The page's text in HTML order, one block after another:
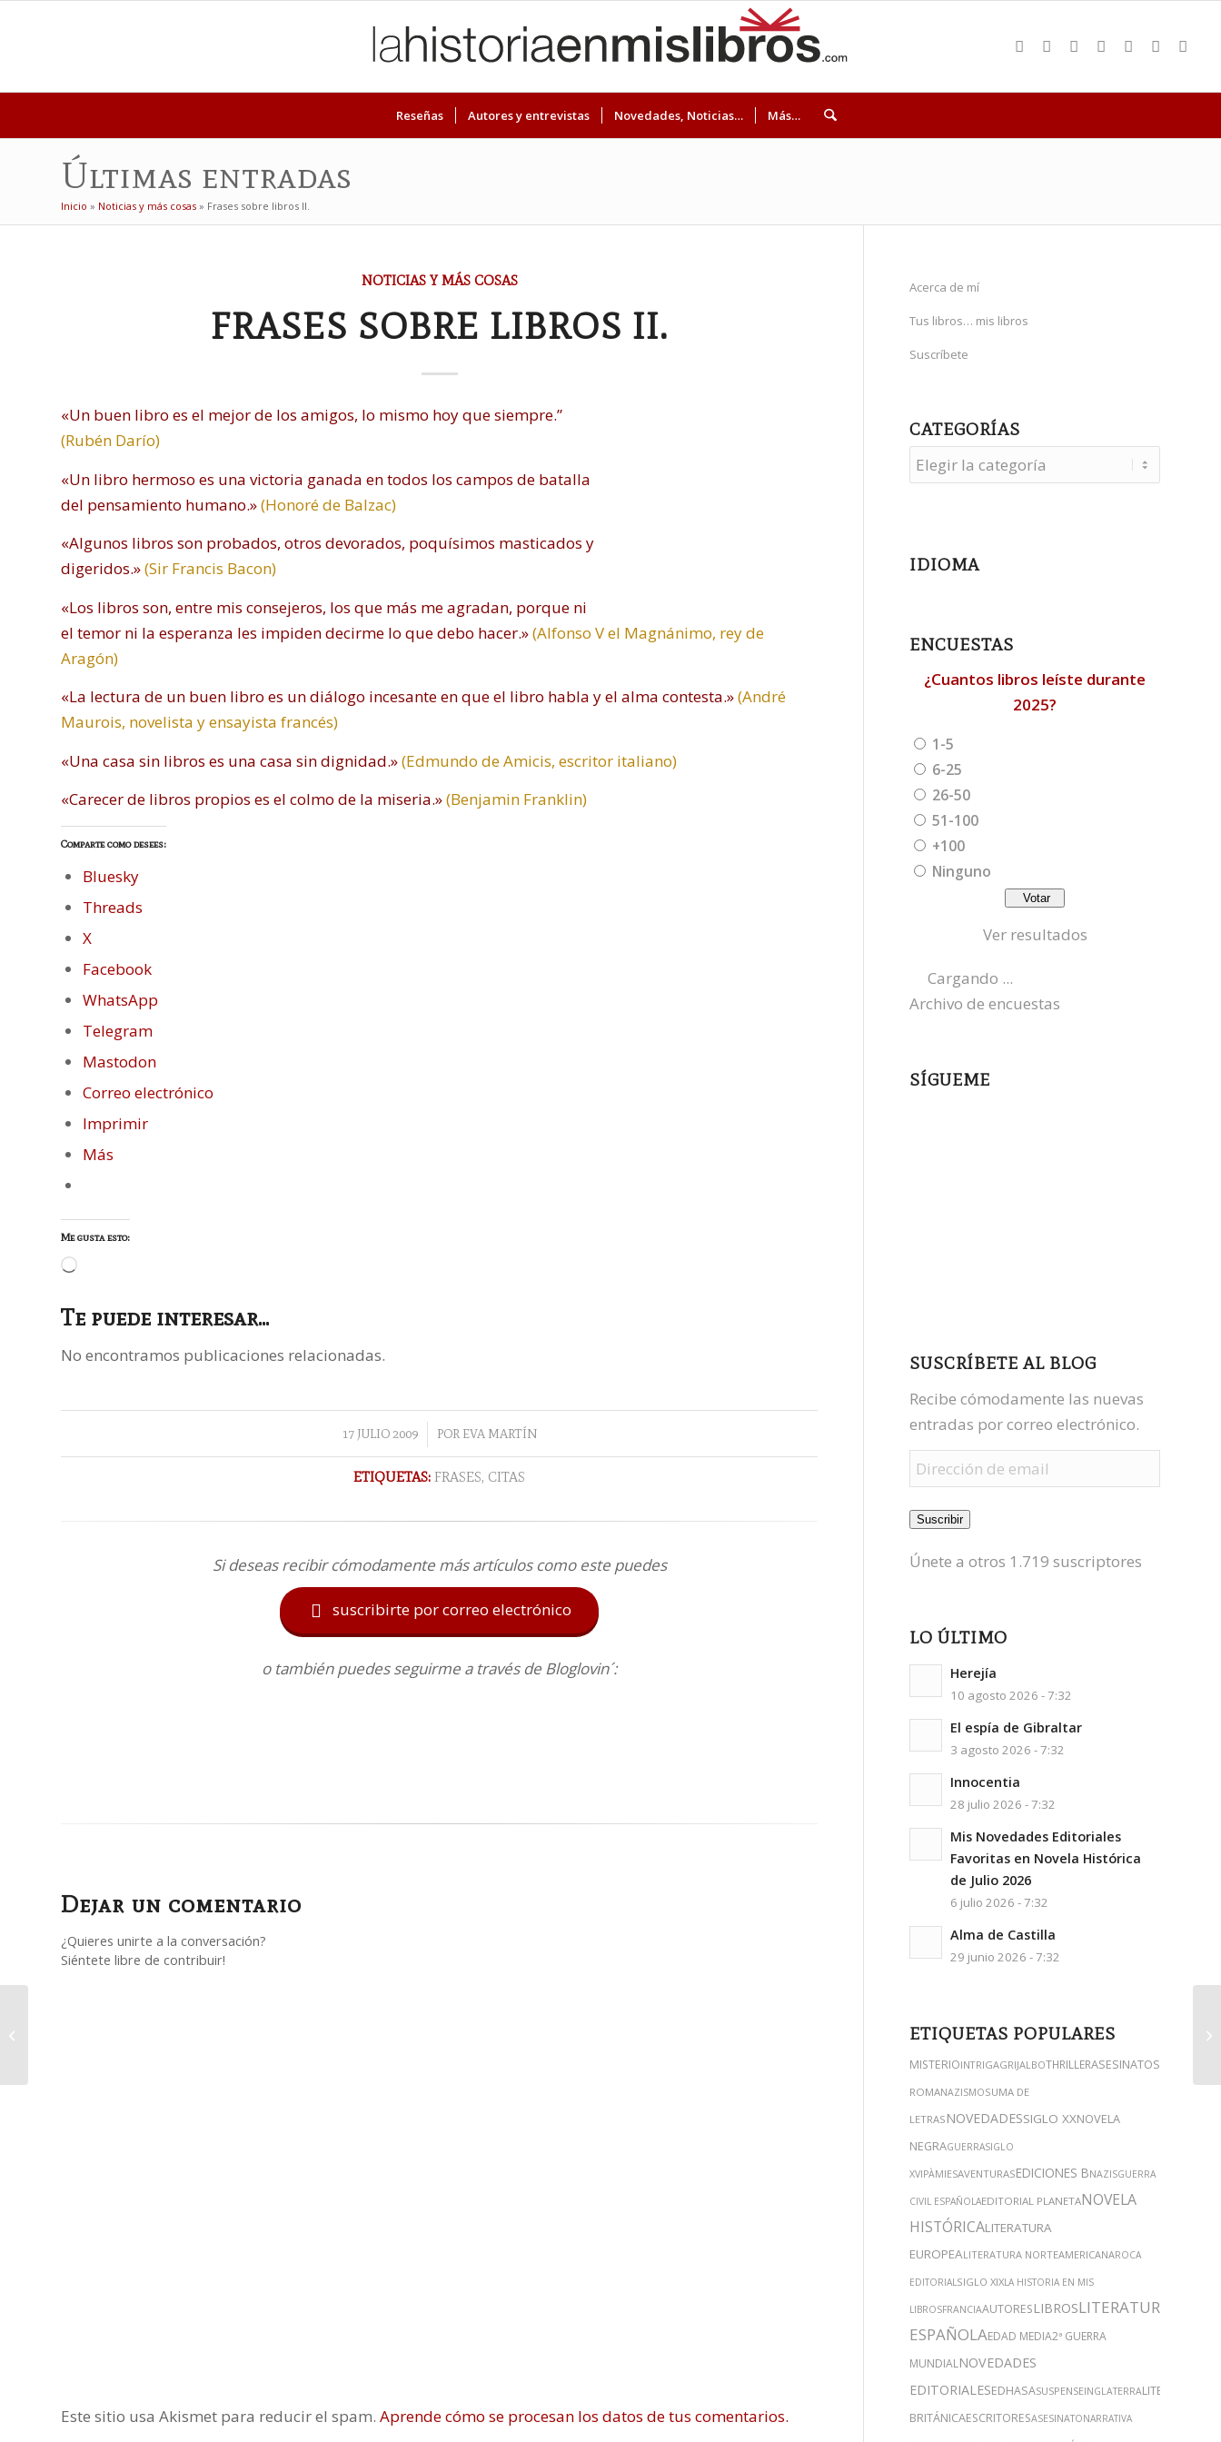
Reseñas Autores y entrevistas Novedades, Noticias… Más…
Últimas entradas
Inicio » Noticias y más cosas » Frases sobre libros II.
NOTICIAS Y MÁS COSAS
FRASES SOBRE LIBROS II.
«Un buen libro es el mejor de los amigos, lo mismo hoy que siempre.”
(Rubén Darío)
«Un libro hermoso es una victoria ganada en todos los campos de batalla
del pensamiento humano.»(Honoré de Balzac)
«Algunos libros son probados, otros devorados, poquísimos masticados y
digeridos.»(Sir Francis Bacon)
«Los libros son, entre mis consejeros, los que más me agradan, porque ni
el temor ni la esperanza les impiden decirme lo que debo hacer.»(Alfonso V el Magnánimo, rey de
Aragón)
«La lectura de un buen libro es un diálogo incesante en que el libro habla y el alma contesta.»(André
Maurois, novelista y ensayista francés)
«Una casa sin libros es una casa sin dignidad.»(Edmundo de Amicis, escritor italiano)
«Carecer de libros propios es el colmo de la miseria.»(Benjamin Franklin)
Comparte como desees:
Bluesky
Threads
X
Facebook
WhatsApp
Telegram
Mastodon
Correo electrónico
Imprimir
Más
Me gusta esto:
Cargando...
Te puede interesar...
No encontramos publicaciones relacionadas.
17 JULIO 2009
/ POR EVA MARTÍN
ETIQUETAS: FRASES, CITAS
Si deseas recibir cómodamente más artículos como este puedes
 suscribirte por correo electrónico
o también puedes seguirme a través de Bloglovin´:
Dejar un comentario
¿Quieres unirte a la conversación?
Siéntete libre de contribuir!
Este sitio usa Akismet para reducir el spam. Aprende cómo se procesan los datos de tus comentarios.
Acerca de mí
Tus libros… mis libros
Suscríbete
CATEGORÍAS
Categorías
IDIOMA
ENCUESTAS
¿Cuantos libros leíste durante
2025?
1-5
6-25
26-50
51-100
+100
Ninguno
Ver resultados
Cargando ...
Archivo de encuestas
SÍGUEME
SUSCRÍBETE AL BLOG
Recibe cómodamente las nuevas
entradas por correo electrónico.
Dirección
de
email
Suscribir
Únete a otros 1.719 suscriptores
LO ÚLTIMO
Herejía
10 agosto 2026 - 7:32
El espía de Gibraltar
3 agosto 2026 - 7:32
Innocentia
28 julio 2026 - 7:32
Mis Novedades Editoriales
Favoritas en Novela Histórica
de Julio 2026
6 julio 2026 - 7:32
Alma de Castilla
29 junio 2026 - 7:32
ETIQUETAS POPULARES
MISTERIOINTRIGAGRIJALBOTHRILLERASESINATOS
ROMANAZISMOSUMA DE
LETRAS NOVEDADESSIGLO XXNOVELA
NEGRAGUERRASIGLO
XVIPÀMIESAVENTURASEDICIONES BNAZISGUERRA
CIVIL ESPAÑOLAEDITORIAL PLANETANOVELA
HISTÓRICALITERATURA
EUROPEALITERATURA NORTEAMERICANAROCA
EDITORIALSIGLO XIXLA HISTORIA EN MIS
LIBROSFRANCIAAUTORESLIBROSLITERATURA
ESPAÑOLAEDAD MEDIA2ª GUERRA
MUNDIALNOVEDADES
EDITORIALESEDHASASUSPENSEINGLATERRALITERATURA
BRITÁNICAESCRITORESASESINATONARRATIVA